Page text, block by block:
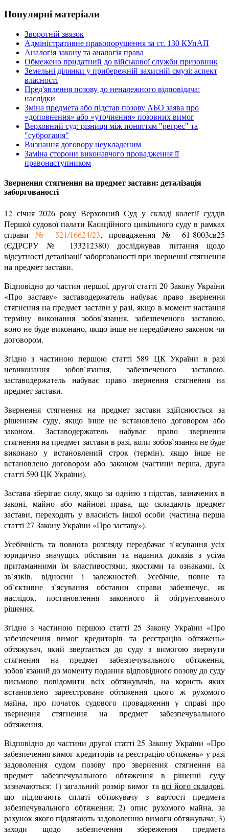
Популярні матеріали
Зворотній звязок
Адміністративне правопорушення за ст. 130 КУпАП
Аналогія закону та аналогія права
Обмежено придатний до військової служби призовник
Земельні ділянки у прибережній захисній смузі: аспект
власності
Пред'явлення позову до неналежного відповідача:
наслідки
Зміна предмета або підстав позову АБО заява про
«доповнення» або «уточнення» позовних вимог
Верховний суд: різниця між поняттям "регрес" та
"суброгація"
Визнання договору неукладеним
Заміна сторони виконавчого провадження її
правонаступником
Звернення стягнення на предмет застави: деталізація
заборгованості
12 січня 2026 року Верховний Суд у складі колегії суддів
Першої судової палати Касаційного цивільного суду в рамках
справи№ 521/16624/23, провадження № 61-8003св25
(ЄДРСРУ № 133212380) досліджував питання щодо
відсутності деталізації заборгованості при зверненні стягнення
на предмет застави.
Відповідно до частин першої, другої статті 20 Закону України
«Про заставу» заставодержатель набуває право звернення
стягнення на предмет застави у разі, якщо в момент настання
терміну виконання зобов`язання, забезпеченого заставою,
воно не буде виконано, якщо інше не передбачено законом чи
договором.
Згідно з частиною першою статті 589 ЦК України в разі
невиконання зобов`язання, забезпеченого заставою,
заставодержатель набуває право звернення стягнення на
предмет застави.
Звернення стягнення на предмет застави здійснюється за
рішенням суду, якщо інше не встановлено договором або
законом. Заставодержатель набуває право звернення
стягнення на предмет застави в разі, коли зобов`язання не буде
виконано у встановлений строк (термін), якщо інше не
встановлено договором або законом (частини перша, друга
статті 590 ЦК України).
Застава зберігає силу, якщо за однією з підстав, зазначених в
законі, майно або майнові права, що складають предмет
застави, переходять у власність іншої особи (частина перша
статті 27 Закону України «Про заставу»).
Усебічність та повнота розгляду передбачає з`ясування усіх
юридично значущих обставин та наданих доказів з усіма
притаманними їм властивостями, якостями та ознаками, їх
зв`язків, відносин і залежностей. Усебічне, повне та
об`єктивне з`ясування обставин справи забезпечує, як
наслідок, постановлення законного й обґрунтованого
рішення.
Згідно з частиною першою статті 25 Закону України «Про
забезпечення вимог кредиторів та реєстрацію обтяжень»
обтяжувач, який звертається до суду з вимогою звернути
стягнення на предмет забезпечувального обтяження,
зобов`язаний до моменту подання відповідного позову до суду
письмово повідомити всіх обтяжувачів, на користь яких
встановлено зареєстроване обтяження цього ж рухомого
майна, про початок судового провадження у справі про
звернення стягнення на предмет забезпечувального
обтяження.
Відповідно до частини другої статті 25 Закону України «Про
забезпечення вимог кредиторів та реєстрацію обтяжень» у разі
задоволення судом позову про звернення стягнення на
предмет забезпечувального обтяження в рішенні суду
зазначаються: 1) загальний розмір вимог та всі його складові,
що підлягають сплаті обтяжувачу з вартості предмета
забезпечувального обтяження; 2) опис рухомого майна, за
рахунок якого підлягають задоволенню вимоги обтяжувача; 3)
заходи щодо забезпечення збереження предмета